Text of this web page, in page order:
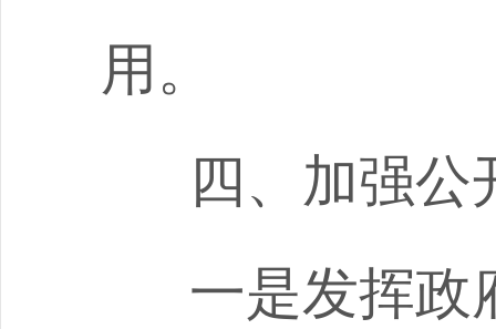
用。
四、加强公
一是发挥政